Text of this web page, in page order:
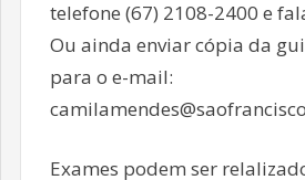
telefone (67) 2108-2400 e
Ou ainda enviar cópia da
para o e-mail:
Exames podem ser